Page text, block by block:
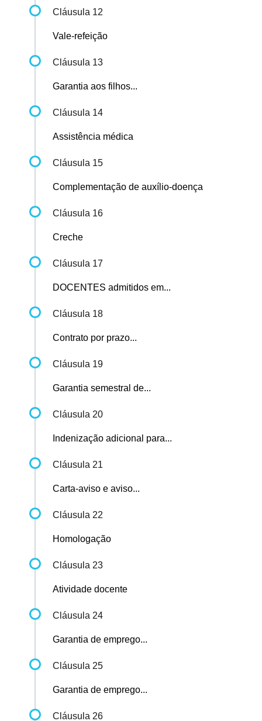
Cláusula 12
Vale-refeição
Cláusula 13
Garantia aos filhos...
Cláusula 14
Assistência médica
Cláusula 15
Complementação de auxílio-doença
Cláusula 16
Creche
Cláusula 17
DOCENTES admitidos em...
Cláusula 18
Contrato por prazo...
Cláusula 19
Garantia semestral de...
Cláusula 20
Indenização adicional para...
Cláusula 21
Carta-aviso e aviso...
Cláusula 22
Homologação
Cláusula 23
Atividade docente
Cláusula 24
Garantia de emprego...
Cláusula 25
Garantia de emprego...
Cláusula 26